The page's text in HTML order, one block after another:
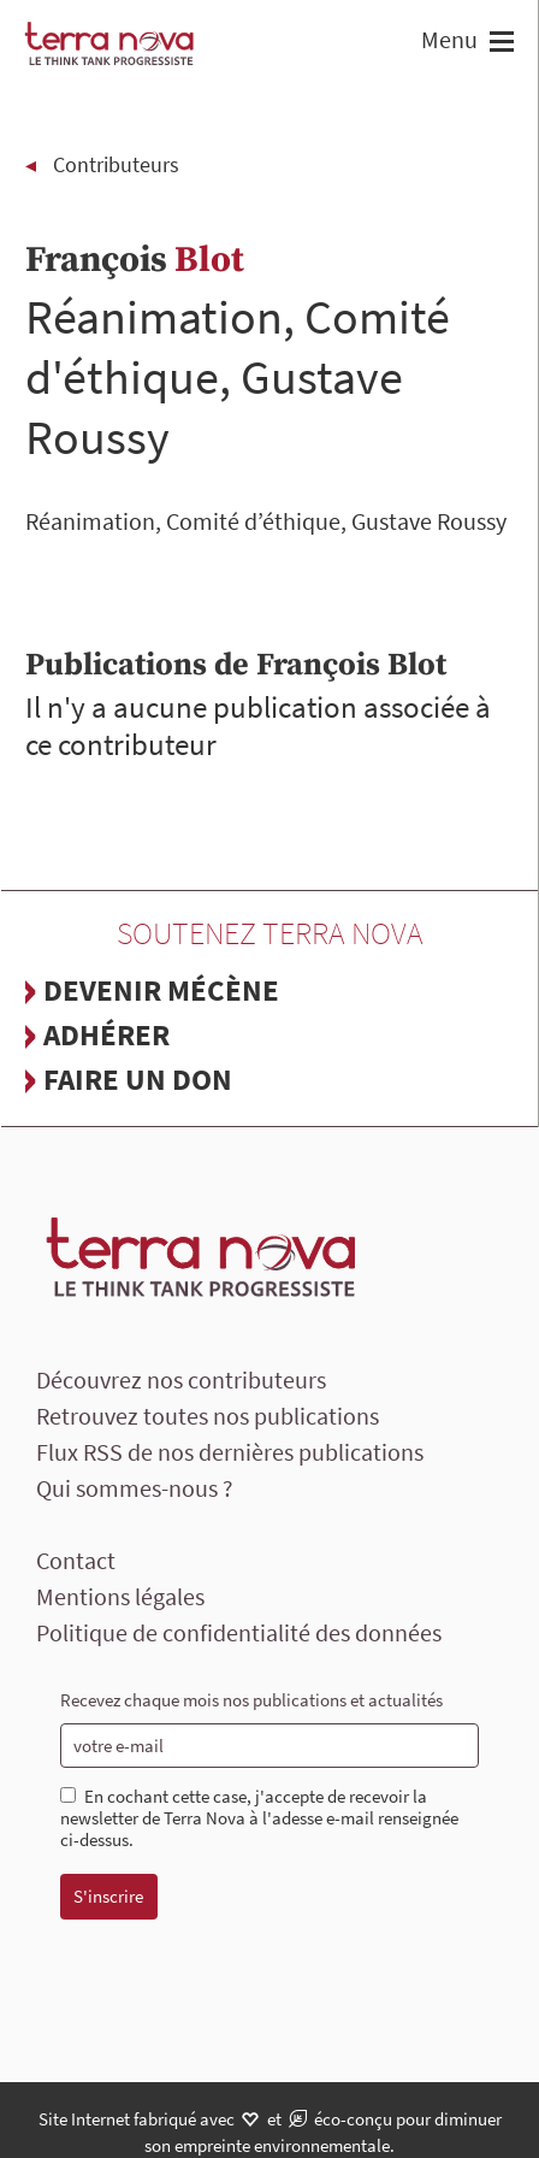
Contributeurs
François Blot
Réanimation, Comité
d'éthique, Gustave
Roussy
Réanimation, Comité d’éthique, Gustave Roussy
Publications de FrançoisBlot
Il n'y a aucune publication associée à
ce contributeur
SOUTENEZ TERRA NOVA
DEVENIR MÉCÈNE
ADHÉRER
FAIRE UN DON
Découvrez nos contributeurs
Retrouvez toutes nos publications
Flux RSS de nos dernières publications
Qui sommes-nous ?
Contact
Mentions légales
Politique de confidentialité des données
Recevez chaque mois nos publications et actualités
En cochant cette case, j'accepte de recevoir la
newsletter de Terra Nova à l'adesse e-mail renseignée
ci-dessus.
Site Internet fabriqué avec et
éco-conçu pour diminuer
son empreinte environnementale.